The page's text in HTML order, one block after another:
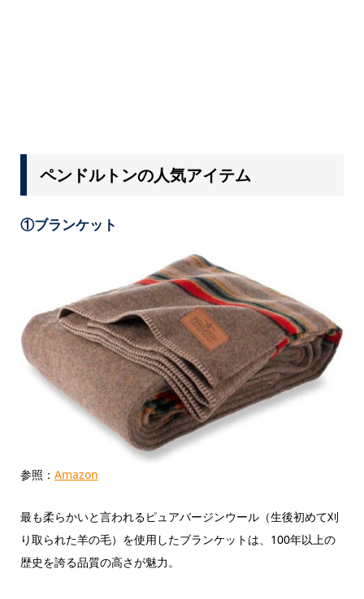
ペンドルトンの人気アイテム
①ブランケット
参照： Amazon
最も柔らかいと言われるピュアバージンウール（生後初めて刈
り取られた羊の毛）を使用したブランケットは、100年以上の
歴史を誇る品質の高さが魅力。